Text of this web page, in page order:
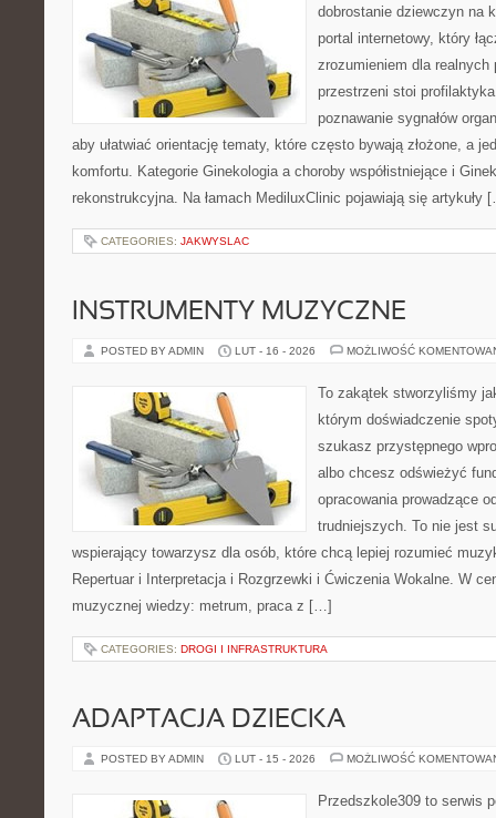
dobrostanie dziewczyn na
portal internetowy, który
zrozumieniem dla
przestrzeni stoi
poznawanie sygnałów
aby ułatwiać orientację tematy, które często bywają złożone, a
komfortu. Kategorie Ginekologia a choroby współistniejące i
rekonstrukcyjna. Na łamach MediluxClinic pojawiają się artykuły
CATEGORIES: JAKWYSLAC
INSTRUMENTY MUZYCZNE
POSTED BY ADMIN LUT - 16 - 2026 MOŻLIWOŚĆ
To zakątek stworzyliśmy
którym doświadczenie
szukasz przystępnego
albo chcesz odświeżyć
opracowania prowadzące
trudniejszych. To nie jest
wspierający towarzysz dla osób, które chcą lepiej rozumieć
Repertuar i Interpretacja i Rozgrzewki i Ćwiczenia Wokalne. W
muzycznej wiedzy: metrum, praca z […]
CATEGORIES: DROGI I INFRASTRUKTURA
ADAPTACJA DZIECKA
POSTED BY ADMIN LUT - 15 - 2026 MOŻLIWOŚĆ
Przedszkole309 to serwis